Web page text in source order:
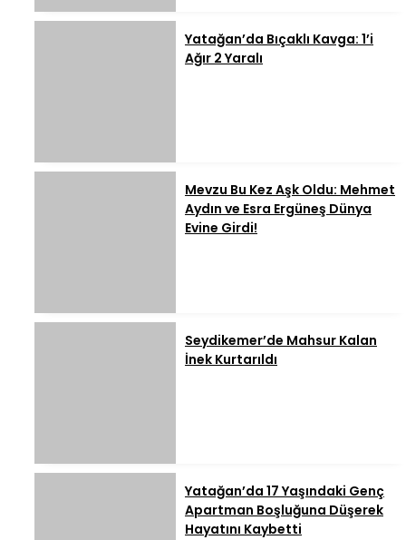
Yatağan’da Bıçaklı Kavga: 1’i
Ağır 2 Yaralı
Mevzu Bu Kez Aşk Oldu: Mehmet
Aydın ve Esra Ergüneş Dünya
Evine Girdi!
Seydikemer’de Mahsur Kalan
İnek Kurtarıldı
Yatağan’da 17 Yaşındaki Genç
Apartman Boşluğuna Düşerek
Hayatını Kaybetti